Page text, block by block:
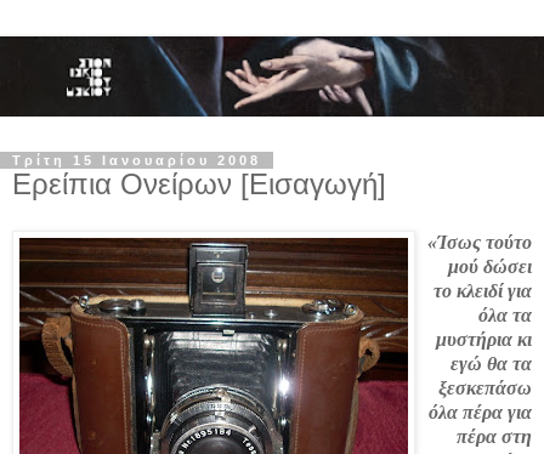
Τρίτη 15 Ιανουαρίου 2008
Ερείπια Ονείρων [Εισαγωγή]
«Ίσως τούτο
μού δώσει
το κλειδί για
όλα τα
μυστήρια κι
εγώ θα τα
ξεσκεπάσω
όλα πέρα για
πέρα στη